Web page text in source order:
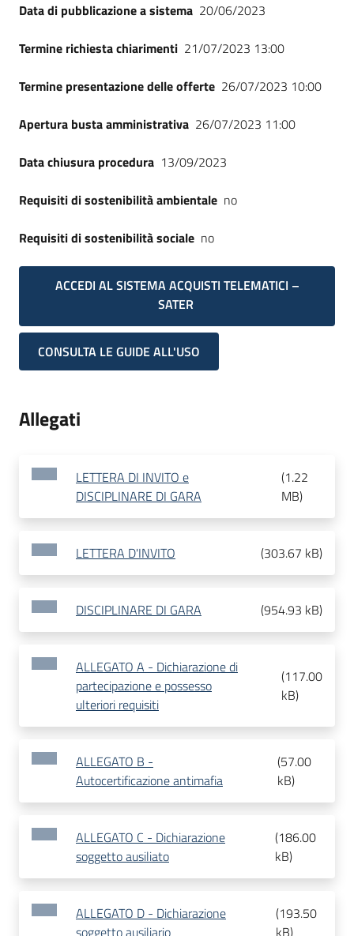
Data di pubblicazione a sistema 20/06/2023
Termine richiesta chiarimenti 21/07/2023 13:00
Termine presentazione delle offerte 26/07/2023 10:00
Apertura busta amministrativa 26/07/2023 11:00
Data chiusura procedura 13/09/2023
Requisiti di sostenibilità ambientale no
Requisiti di sostenibilità sociale no
ACCEDI AL SISTEMA ACQUISTI TELEMATICI –
SATER
CONSULTA LE GUIDE ALL'USO
Allegati
LETTERA DI INVITO e
DISCIPLINARE DI GARA
(1.22
MB)
LETTERA D'INVITO (303.67 kB)
DISCIPLINARE DI GARA (954.93 kB)
ALLEGATO A - Dichiarazione di
partecipazione e possesso
ulteriori requisiti
(117.00
kB)
ALLEGATO B -
Autocertificazione antimafia
(57.00
kB)
ALLEGATO C - Dichiarazione
soggetto ausiliato
(186.00
kB)
ALLEGATO D - Dichiarazione
soggetto ausiliario
(193.50
kB)